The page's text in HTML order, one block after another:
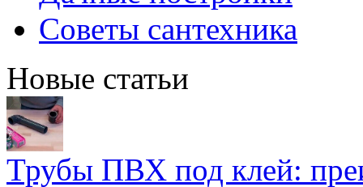
Советы сантехника
Новые статьи
Трубы ПВХ под клей: